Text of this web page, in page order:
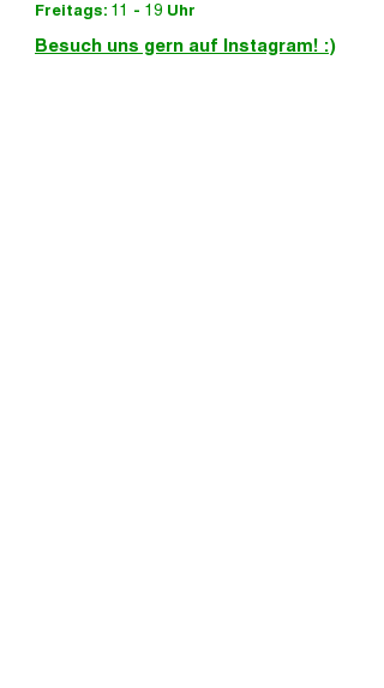
Freitags: 11 - 19 Uhr
Besuch uns gern auf Instagram! :)